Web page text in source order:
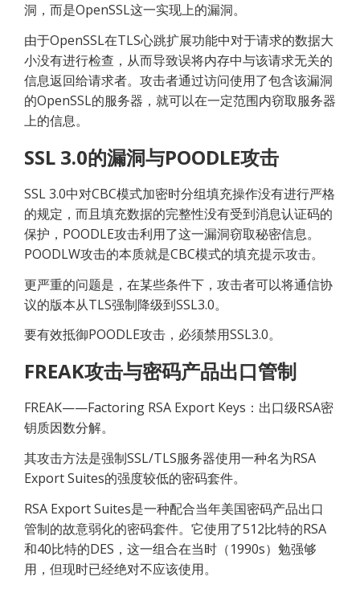
洞，而是OpenSSL这一实现上的漏洞。
由于OpenSSL在TLS心跳扩展功能中对于请求的数据大
小没有进行检查，从而导致误将内存中与该请求无关的
信息返回给请求者。攻击者通过访问使用了包含该漏洞
的OpenSSL的服务器，就可以在一定范围内窃取服务器
上的信息。
SSL 3.0的漏洞与POODLE攻击
SSL 3.0中对CBC模式加密时分组填充操作没有进行严格
的规定，而且填充数据的完整性没有受到消息认证码的
保护，POODLE攻击利用了这一漏洞窃取秘密信息。
POODLW攻击的本质就是CBC模式的填充提示攻击。
更严重的问题是，在某些条件下，攻击者可以将通信协
议的版本从TLS强制降级到SSL3.0。
要有效抵御POODLE攻击，必须禁用SSL3.0。
FREAK攻击与密码产品出口管制
FREAK——Factoring RSA Export Keys：出口级RSA密
钥质因数分解。
其攻击方法是强制SSL/TLS服务器使用一种名为RSA
Export Suites的强度较低的密码套件。
RSA Export Suites是一种配合当年美国密码产品出口
管制的故意弱化的密码套件。它使用了512比特的RSA
和40比特的DES，这一组合在当时（1990s）勉强够
用，但现时已经绝对不应该使用。